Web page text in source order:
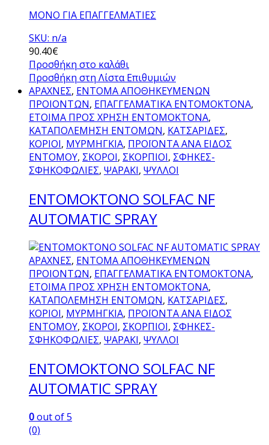
ΜΟNΟ ΓΙΑ ΕΠΑΓΓΕΛΜΑΤΙΕΣ
SKU: n/a
90.40€
Προσθήκη στο καλάθι
Προσθήκη στη Λίστα Επιθυμιών
ΑΡΑΧΝΕΣ, ΕΝΤΟΜΑ ΑΠΟΘΗΚΕΥΜΕΝΩΝ
ΠΡΟΙΟΝΤΩΝ, ΕΠΑΓΓΕΛΜΑΤΙΚΑ ΕΝΤΟΜΟΚΤΟΝΑ,
ΕΤΟΙΜΑ ΠΡΟΣ ΧΡΗΣΗ ΕΝΤΟΜΟΚΤΟΝΑ,
ΚΑΤΑΠΟΛΕΜΗΣΗ ΕΝΤΟΜΩΝ, ΚΑΤΣΑΡΙΔΕΣ,
ΚΟΡΙΟΙ, ΜΥΡΜΗΓΚΙΑ, ΠΡΟΪΟΝΤΑ ΑΝΑ ΕΙΔΟΣ
ΕΝΤΟΜΟΥ, ΣΚΟΡΟΙ, ΣΚΟΡΠΙΟΙ, ΣΦΗΚΕΣ-
ΣΦΗΚΟΦΩΛΙΕΣ, ΨΑΡΑΚΙ, ΨΥΛΛΟΙ
ENTOMOKTONO SOLFAC NF
AUTOMATIC SPRAY
ΑΡΑΧΝΕΣ, ΕΝΤΟΜΑ ΑΠΟΘΗΚΕΥΜΕΝΩΝ
ΠΡΟΙΟΝΤΩΝ, ΕΠΑΓΓΕΛΜΑΤΙΚΑ ΕΝΤΟΜΟΚΤΟΝΑ,
ΕΤΟΙΜΑ ΠΡΟΣ ΧΡΗΣΗ ΕΝΤΟΜΟΚΤΟΝΑ,
ΚΑΤΑΠΟΛΕΜΗΣΗ ΕΝΤΟΜΩΝ, ΚΑΤΣΑΡΙΔΕΣ,
ΚΟΡΙΟΙ, ΜΥΡΜΗΓΚΙΑ, ΠΡΟΪΟΝΤΑ ΑΝΑ ΕΙΔΟΣ
ΕΝΤΟΜΟΥ, ΣΚΟΡΟΙ, ΣΚΟΡΠΙΟΙ, ΣΦΗΚΕΣ-
ΣΦΗΚΟΦΩΛΙΕΣ, ΨΑΡΑΚΙ, ΨΥΛΛΟΙ
ENTOMOKTONO SOLFAC NF
AUTOMATIC SPRAY
0out of 5
(0)